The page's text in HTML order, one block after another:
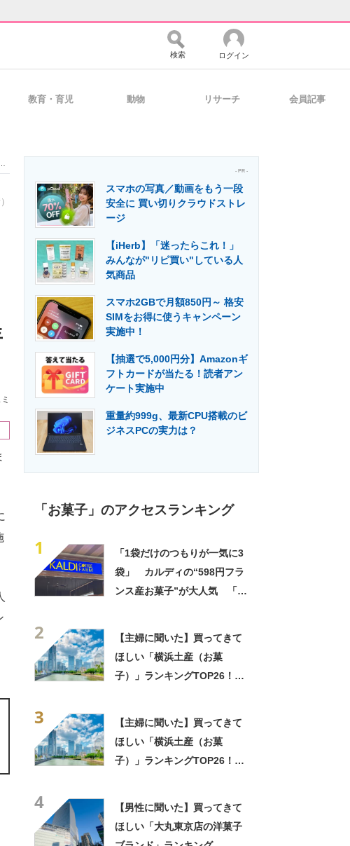
ーダーのコミュニティ マーケ×ITの今がよく分かる
のIT導入・活用を支援
ギーの専門メディア 建設×テクノロジーの最前線
検索 ログイン
教育・育児 動物 リサーチ 会員記事
- PR -
スマホの写真／動画をもう一段
安全に 買い切りクラウドストレ
ージ
【iHerb】「迷ったらこれ！」
みんなが"リピ買い"している人
気商品
スマホ2GBで月額850円～ 格安
SIMをお得に使うキャンペーン
実施中！
【抽選で5,000円分】Amazonギ
フトカードが当たる！読者アン
ケート実施中
重量約999g、最新CPU搭載のビ
ジネスPCの実力は？
「お菓子」のアクセスランキング
1
「1袋だけのつもりが一気に3
袋」 カルディの“598円フラ
ンス産お菓子”が大人気 「デ
2
【主婦に聞いた】買ってきて
ほしい「横浜土産（お菓
子）」ランキングTOP26！
3
【主婦に聞いた】買ってきて
ほしい「横浜土産（お菓
子）」ランキングTOP26！
4
【男性に聞いた】買ってきて
ほしい「大丸東京店の洋菓子